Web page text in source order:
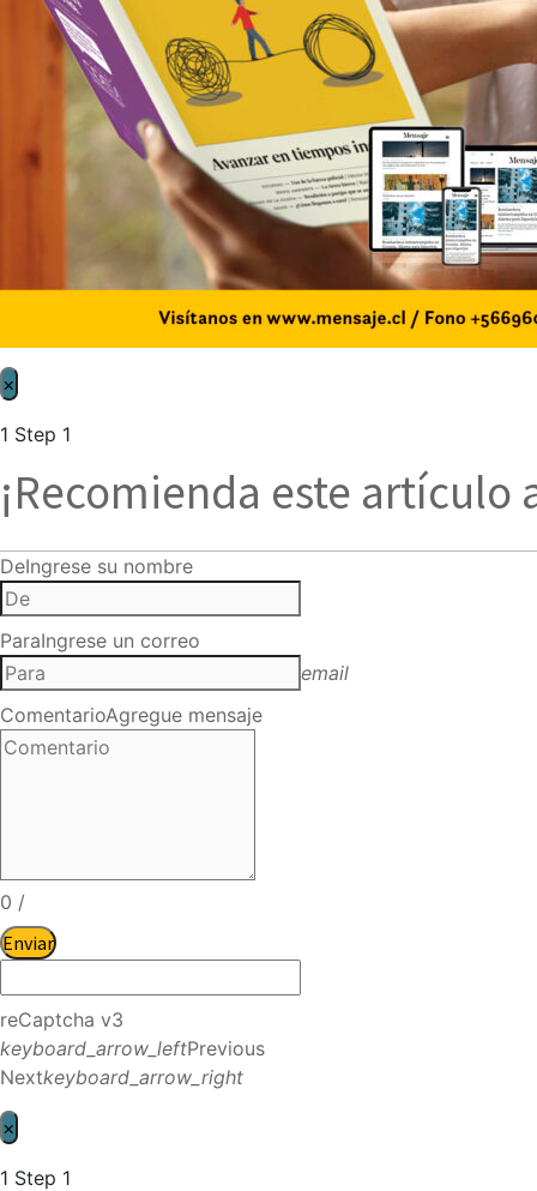
×
1 Step 1
¡Recomienda este artículo
DeIngrese su nombre
ParaIngrese un correo
email
ComentarioAgregue mensaje
0 /
Enviar
reCaptcha v3
keyboard_arrow_leftPrevious
Nextkeyboard_arrow_right
×
1 Step 1